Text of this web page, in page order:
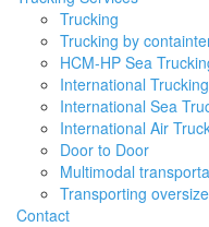
Trucking
Trucking by
HCM-HP Sea
International Trucking
International Sea
International Air
Door to Door
Multimodal
Transporting
Contact